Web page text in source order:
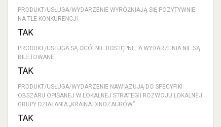
PRODUKT/USŁUGA/WYDARZENIE WYRÓŻNIAJĄ SIĘ POZYTYWNIE
NA TLE KONKURENCJI
TAK
PRODUKT/USŁUGA SĄ OGÓLNIE DOSTĘPNE, A WYDARZENIA NIE SĄ
BILETOWANE
TAK
PRODUKT/USŁUGA/WYDARZENIE NAWIĄZUJĄ DO SPECYFIKI
OBSZARU OPISANEJ W LOKALNEJ STRATEGII ROZWOJU LOKALNEJ
GRUPY DZIAŁANIA „KRAINA DINOZAURÓW”
TAK